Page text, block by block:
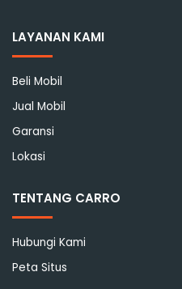
LAYANAN KAMI
Beli Mobil
Jual Mobil
Garansi
Lokasi
TENTANG CARRO
Hubungi Kami
Peta Situs